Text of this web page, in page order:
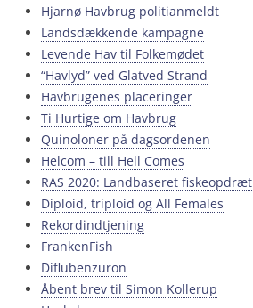
Hjarnø Havbrug politianmeldt
Landsdækkende kampagne
Levende Hav til Folkemødet
“Havlyd” ved Glatved Strand
Havbrugenes placeringer
Ti Hurtige om Havbrug
Quinoloner på dagsordenen
Helcom – till Hell Comes
RAS 2020: Landbaseret fiskeopdræt
Diploid, triploid og All Females
Rekordindtjening
FrankenFish
Diflubenzuron
Åbent brev til Simon Kollerup